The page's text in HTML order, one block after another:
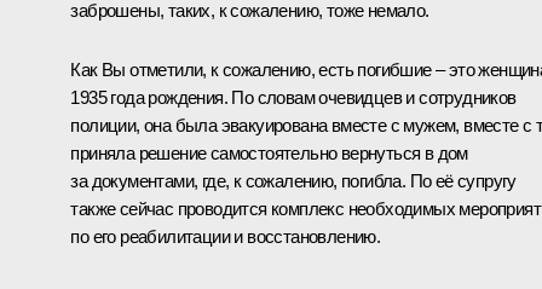
заброшены, таких, к сожалению, тоже немало.
Как Вы отметили, к сожалению, есть погибшие ‒ это
1935 года рождения. По словам очевидцев и сотрудников
полиции, она была эвакуирована вместе с мужем, вместе с
приняла решение самостоятельно вернуться в дом
за документами, где, к сожалению, погибла. По её супругу
также сейчас проводится комплекс необходимых
по его реабилитации и восстановлению.